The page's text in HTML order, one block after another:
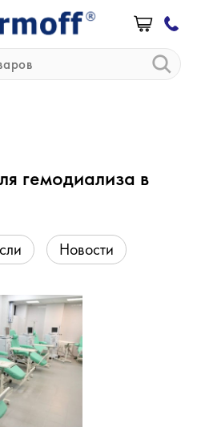
гемодиализа в
Новости